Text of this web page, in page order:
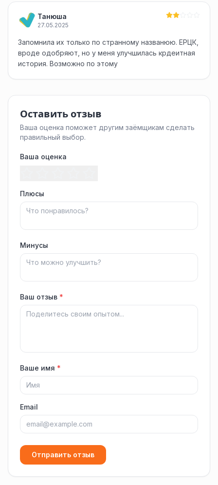
Танюша
27.05.2025
Запомнила их только по странному названюю. ЕРЦК,
вроде одобряют, но у меня улучшилась крдеитная
история. Возможно по этому
Оставить отзыв
Ваша оценка поможет другим заёмщикам сделать
правильный выбор.
Ваша оценка
Плюсы
Минусы
Ваш отзыв *
Ваше имя *
Email
Отправить отзыв